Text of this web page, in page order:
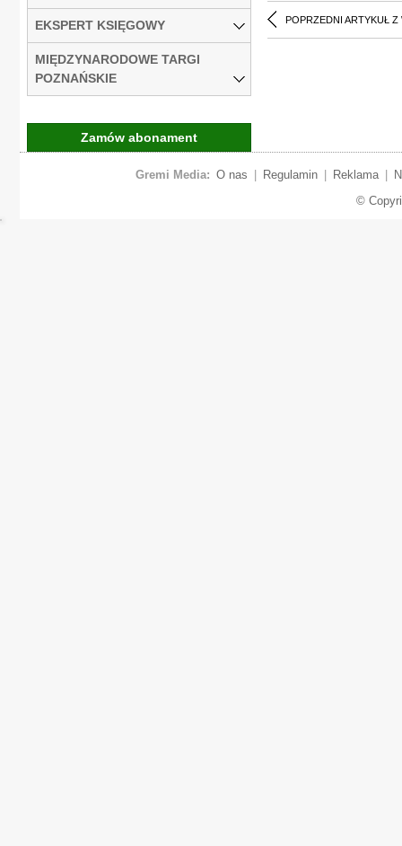
POPRZEDNI ARTYKUŁ Z
EKSPERT KSIĘGOWY
MIĘDZYNARODOWE TARGI
POZNAŃSKIE
Zamów abonament
Gremi Media: O nas Regulamin Reklama
©